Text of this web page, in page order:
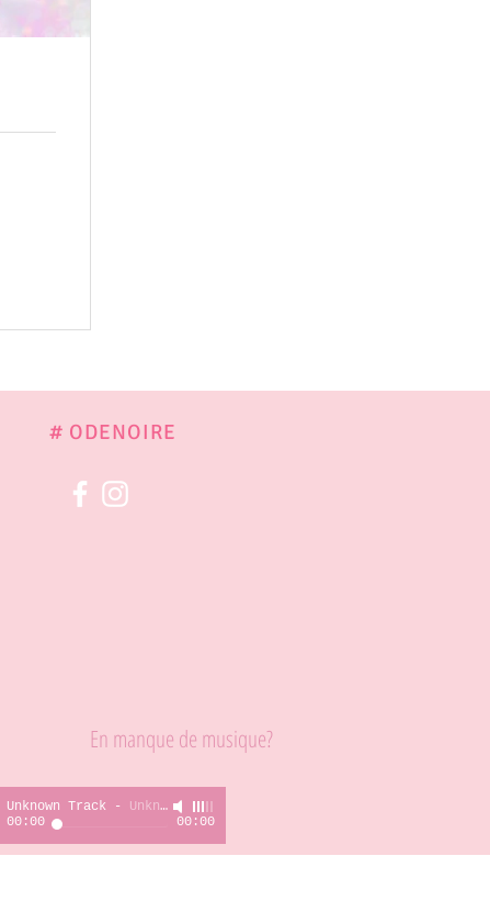
# ODENOIRE
Unknown Track - Unknown Artist
00:00
00:00
En manque de musique?